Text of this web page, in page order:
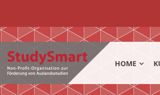
HOME